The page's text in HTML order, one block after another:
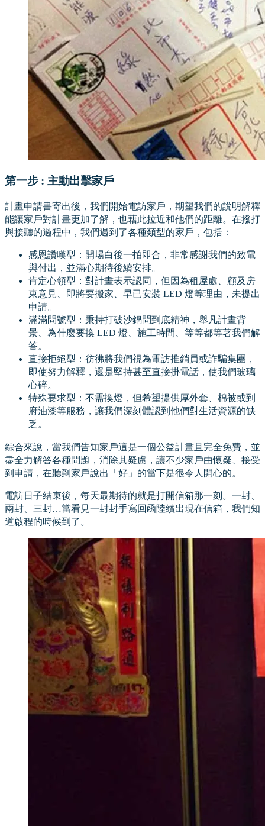
第一步 : 主動出擊家戶
計畫申請書寄出後，我們開始電訪家戶，期望我們的說明解釋
能讓家戶對計畫更加了解，也藉此拉近和他們的距離。在撥打
與接聽的過程中，我們遇到了各種類型的家戶，包括：
感恩讚嘆型：開場白後一拍即合，非常感謝我們的致電
與付出，並滿心期待後續安排。
肯定心領型：對計畫表示認同，但因為租屋處、顧及房
東意見、即將要搬家、早已安裝 LED 燈等理由，未提出
申請。
滿滿問號型：秉持打破沙鍋問到底精神，舉凡計畫背
景、為什麼要換 LED 燈、施工時間、等等都等著我們解
答。
直接拒絕型：彷彿將我們視為電訪推銷員或詐騙集團，
即使努力解釋，還是堅持甚至直接掛電話，使我們玻璃
心碎。
特殊要求型：不需換燈，但希望提供厚外套、棉被或到
府油漆等服務，讓我們深刻體認到他們對生活資源的缺
乏。
綜合來說，當我們告知家戶這是一個公益計畫且完全免費，並
盡全力解答各種問題，消除其疑慮，讓不少家戶由懷疑、接受
到申請，在聽到家戶說出「好」的當下是很令人開心的。
電訪日子結束後，每天最期待的就是打開信箱那一刻。一封、
兩封、三封…當看見一封封手寫回函陸續出現在信箱，我們知
道啟程的時候到了。